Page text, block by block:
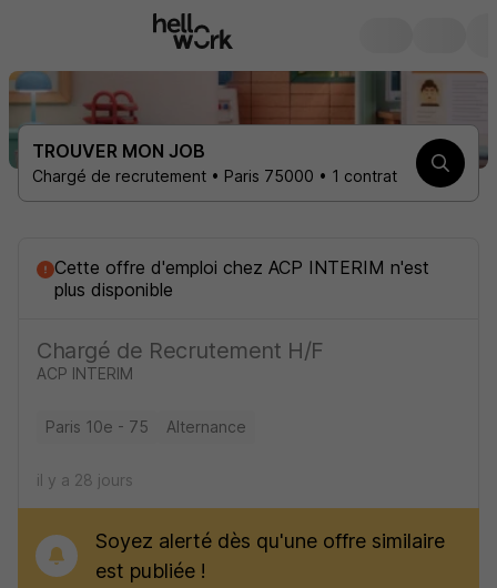
TROUVER MON JOB
Chargé de recrutement • Paris 75000 • 1 contrat
Cette offre d'emploi chez ACP INTERIM n'est
plus disponible
Chargé de Recrutement H/F
ACP INTERIM
Paris 10e - 75 Alternance
il y a 28 jours
Soyez alerté dès qu'une offre similaire
est publiée !